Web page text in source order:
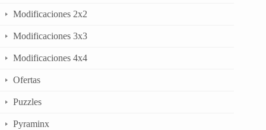
Modificaciones 2x2
Modificaciones 3x3
Modificaciones 4x4
Ofertas
Puzzles
Pyraminx